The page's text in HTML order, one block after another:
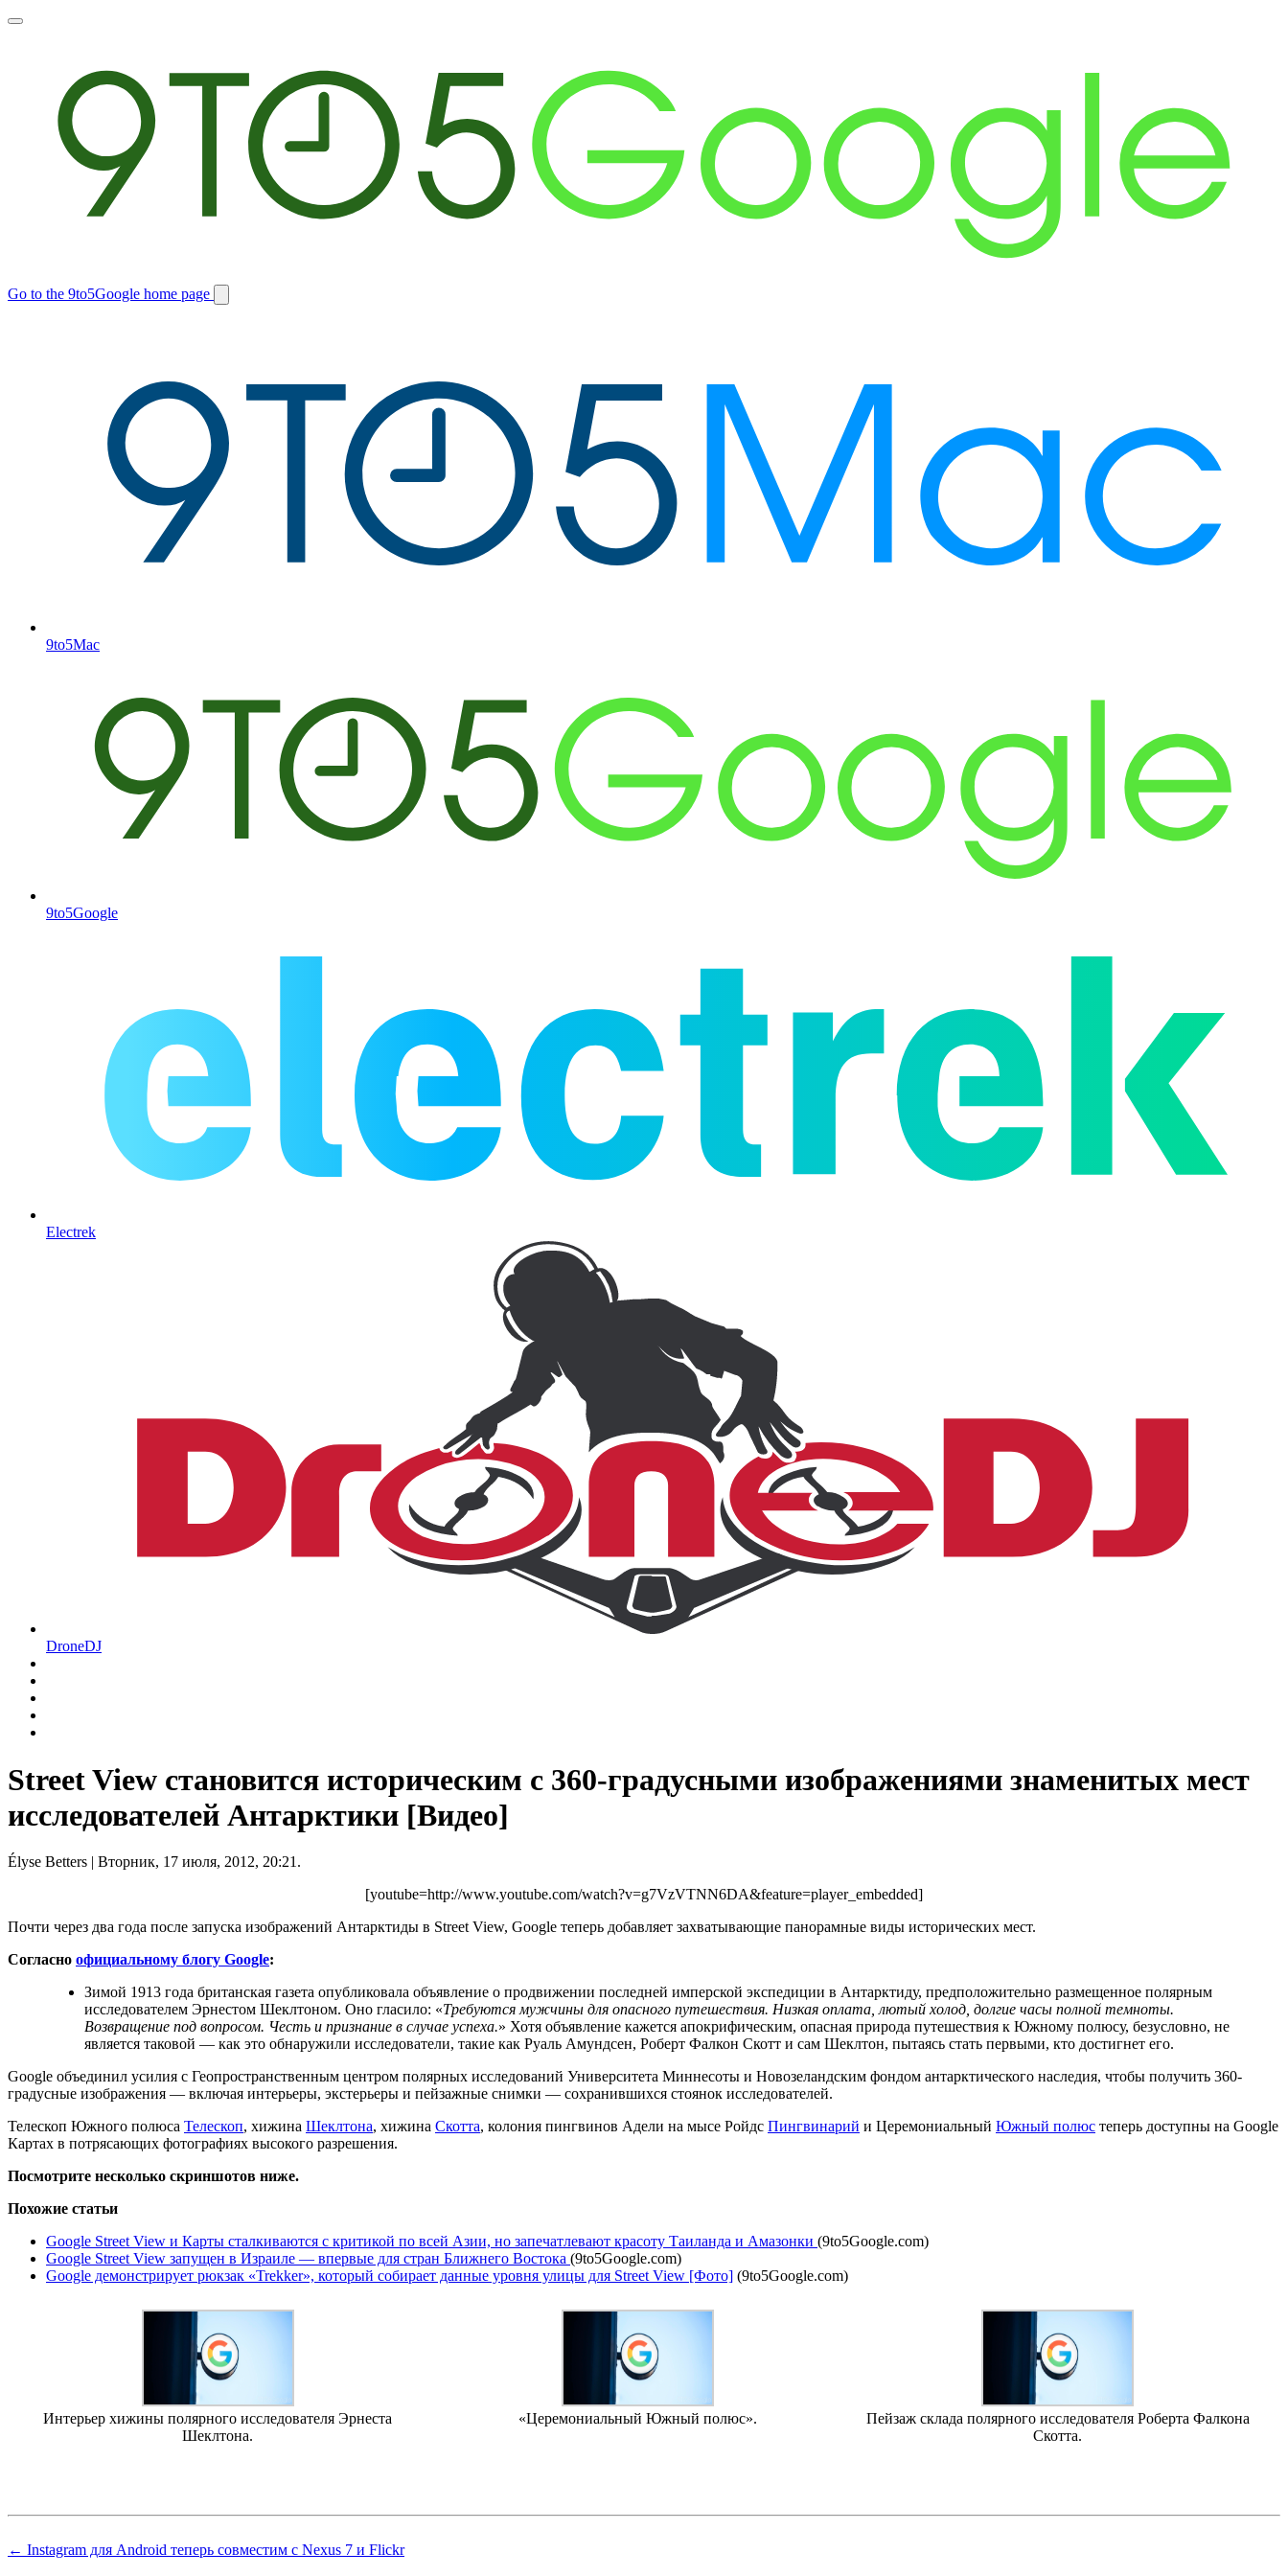
Toggle
Go to the 9to5Google home page
Switch
9to5Mac
9to5Google
Electrek
DroneDJ
Street View становится историческим с 360-градусными изображениями знаменитых мест
исследователей Антарктики [Видео]
Élyse Betters | Вторник, 17 июля, 2012, 20:21.
[youtube=http://www.youtube.com/watch?v=g7VzVTNN6DA&feature=player_embedded]
Почти через два года после запуска изображений Антарктиды в Street View, Google теперь добавляет захватывающие панорамные виды исторических мест.
Согласно официальному блогу Google:
Зимой 1913 года британская газета опубликовала объявление о продвижении последней имперской экспедиции в Антарктиду, предположительно размещенное полярным
исследователем Эрнестом Шеклтоном. Оно гласило: «Требуются мужчины для опасного путешествия. Низкая оплата, лютый холод, долгие часы полной темноты.
Возвращение под вопросом. Честь и признание в случае успеха.» Хотя объявление кажется апокрифическим, опасная природа путешествия к Южному полюсу, безусловно, не
является таковой — как это обнаружили исследователи, такие как Руаль Амундсен, Роберт Фалкон Скотт и сам Шеклтон, пытаясь стать первыми, кто достигнет его.
Google объединил усилия с Геопространственным центром полярных исследований Университета Миннесоты и Новозеландским фондом антарктического наследия, чтобы получить 360-
градусные изображения — включая интерьеры, экстерьеры и пейзажные снимки — сохранившихся стоянок исследователей.
Телескоп Южного полюса Телескоп, хижина Шеклтона, хижина Скотта, колония пингвинов Адели на мысе Ройдс Пингвинарий и Церемониальный Южный полюс теперь доступны на Google
Картах в потрясающих фотографиях высокого разрешения.
Посмотрите несколько скриншотов ниже.
Похожие статьи
Google Street View и Карты сталкиваются с критикой по всей Азии, но запечатлевают красоту Таиланда и Амазонки (9to5Google.com)
Google Street View запущен в Израиле — впервые для стран Ближнего Востока (9to5Google.com)
Google демонстрирует рюкзак «Trekker», который собирает данные уровня улицы для Street View [Фото] (9to5Google.com)
Интерьер хижины полярного исследователя Эрнеста
Шеклтона.
«Церемониальный Южный полюс».
Пейзаж склада полярного исследователя Роберта Фалкона
Скотта.
← Instagram для Android теперь совместим с Nexus 7 и Flickr